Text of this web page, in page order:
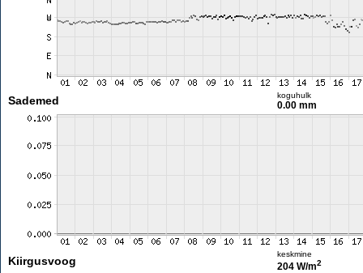
Sademed koguhulk
0.00 mm
Kiirgusvoog
keskmine
204 W/m2